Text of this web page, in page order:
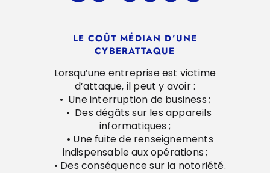
LE COÛT MÉDIAN D’UNE
CYBERATTAQUE
Lorsqu’une entreprise est victime
d’attaque, il peut y avoir :
• Une interruption de business ;
• Des dégâts sur les appareils
informatiques ;
• Une fuite de renseignements
indispensable aux opérations ;
• Des conséquence sur la notoriété.